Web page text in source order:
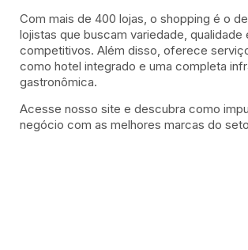
Com mais de 400 lojas, o shopping é o
lojistas que buscam variedade, qualidade
competitivos. Além disso, oferece
como hotel integrado e uma completa
gastronômica.
Acesse nosso site e descubra como
negócio com as melhores marcas do